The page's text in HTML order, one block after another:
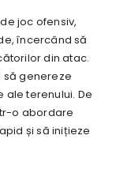
joc ofensiv,
încercând să
din atac.
să genereze
terenului. De
o abordare
și să inițieze